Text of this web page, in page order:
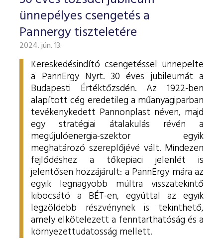
ESG Útmutató
ünnepélyes csengetés a
Pannergy tiszteletére
2024. jún. 13.
Kereskedésindító csengetéssel ünnepelte
a PannErgy Nyrt. 30 éves jubileumát a
Budapesti Értéktőzsdén. Az 1922-ben
alapított cég eredetileg a műanyagiparban
tevékenykedett Pannonplast néven, majd
egy stratégiai átalakulás révén a
megújulóenergia-szektor egyik
meghatározó szereplőjévé vált. Mindezen
fejlődéshez a tőkepiaci jelenlét is
jelentősen hozzájárult: a PannErgy mára az
egyik legnagyobb múltra visszatekintő
kibocsátó a BÉT-en, egyúttal az egyik
legzöldebb részvénynek is tekinthető,
amely elkötelezett a fenntarthatóság és a
környezettudatosság mellett.